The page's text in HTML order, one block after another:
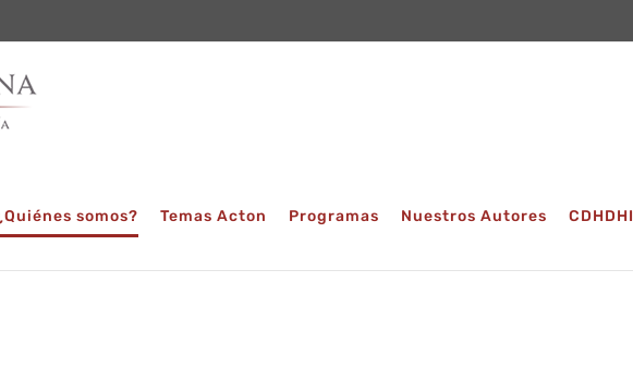
somos? Temas Acton Programas Nuestros Autores CDHDHI